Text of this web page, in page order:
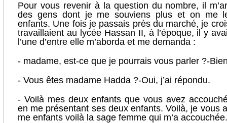
Pour vous revenir à la question du nombre, il
des gens dont je me souviens plus et on me
enfants. Une fois je passais près du marché, je
travaillaient au lycée Hassan II, à l’époque, il y
l’une d’entre elle m’aborda et me demanda :
- madame, est-ce que je pourrais vous parler ?-
- Vous êtes madame Hadda ?-Oui, j’ai répondu.
- Voilà mes deux enfants que vous avez
en me présentant ses deux enfants. Voilà, je vous
me enfants voilà la sage femme qui m’a accouchée.